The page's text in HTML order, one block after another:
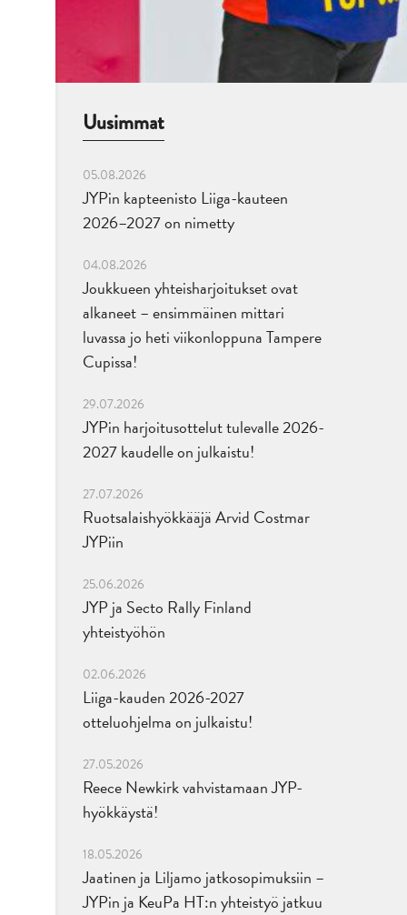
Uusimmat
05.08.2026
JYPin kapteenisto Liiga-kauteen
2026–2027 on nimetty
04.08.2026
Joukkueen yhteisharjoitukset ovat
alkaneet – ensimmäinen mittari
luvassa jo heti viikonloppuna Tampere
Cupissa!
29.07.2026
JYPin harjoitusottelut tulevalle 2026-
2027 kaudelle on julkaistu!
27.07.2026
Ruotsalaishyökkääjä Arvid Costmar
JYPiin
25.06.2026
JYP ja Secto Rally Finland
yhteistyöhön
02.06.2026
Liiga-kauden 2026-2027
otteluohjelma on julkaistu!
27.05.2026
Reece Newkirk vahvistamaan JYP-
hyökkäystä!
18.05.2026
Jaatinen ja Liljamo jatkosopimuksiin –
JYPin ja KeuPa HT:n yhteistyö jatkuu